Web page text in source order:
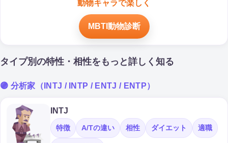
動物キャラで楽しく
MBTI動物診断
タイプ別の特性・相性をもっと詳しく知る
🟣 分析家（INTJ / INTP / ENTJ / ENTP）
INTJ
特徴 A/Tの違い 相性 ダイエット 適職